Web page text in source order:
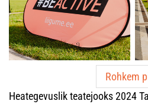
Rohkem
Heategevuslik teatejooks 2024